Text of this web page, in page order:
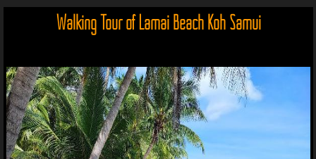
Walking Tour of Lamai Beach Koh Samui